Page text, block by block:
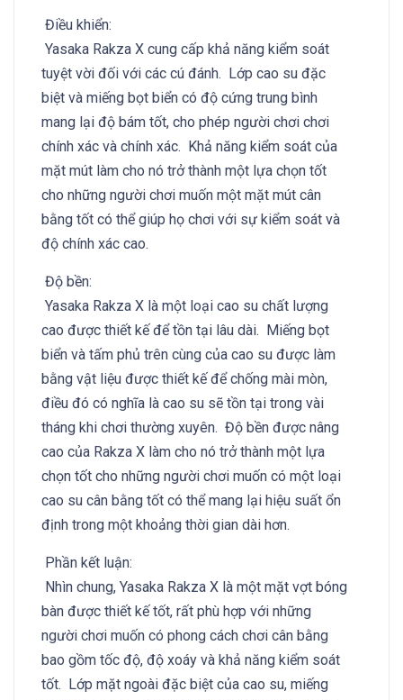
Điều khiển:
Yasaka Rakza X cung cấp khả năng kiểm soát
tuyệt vời đối với các cú đánh. Lớp cao su đặc
biệt và miếng bọt biển có độ cứng trung bình
mang lại độ bám tốt, cho phép người chơi chơi
chính xác và chính xác. Khả năng kiểm soát của
mặt mút làm cho nó trở thành một lựa chọn tốt
cho những người chơi muốn một mặt mút cân
bằng tốt có thể giúp họ chơi với sự kiểm soát và
độ chính xác cao.
Độ bền:
Yasaka Rakza X là một loại cao su chất lượng
cao được thiết kế để tồn tại lâu dài. Miếng bọt
biển và tấm phủ trên cùng của cao su được làm
bằng vật liệu được thiết kế để chống mài mòn,
điều đó có nghĩa là cao su sẽ tồn tại trong vài
tháng khi chơi thường xuyên. Độ bền được nâng
cao của Rakza X làm cho nó trở thành một lựa
chọn tốt cho những người chơi muốn có một loại
cao su cân bằng tốt có thể mang lại hiệu suất ổn
định trong một khoảng thời gian dài hơn.
Phần kết luận:
Nhìn chung, Yasaka Rakza X là một mặt vợt bóng
bàn được thiết kế tốt, rất phù hợp với những
người chơi muốn có phong cách chơi cân bằng
bao gồm tốc độ, độ xoáy và khả năng kiểm soát
tốt. Lớp mặt ngoài đặc biệt của cao su, miếng